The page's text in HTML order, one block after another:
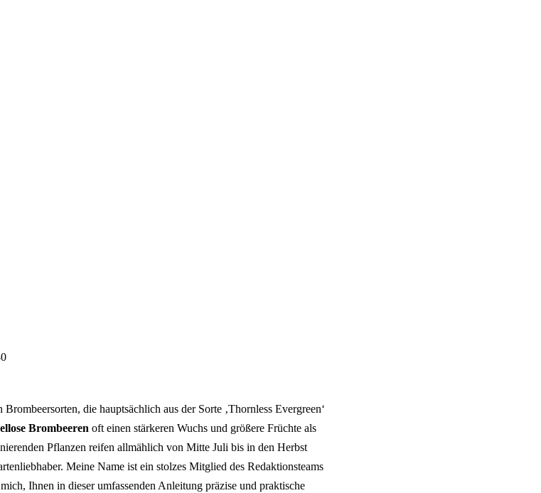
die hauptsächlich aus der Sorte ‚Thornless Evergreen‘
Brombeeren oft einen stärkeren Wuchs und größere Früchte als
Pflanzen reifen allmählich von Mitte Juli bis in den Herbst
Meine Name ist ein stolzes Mitglied des Redaktionsteams
Ihnen in dieser umfassenden Anleitung präzise und praktische